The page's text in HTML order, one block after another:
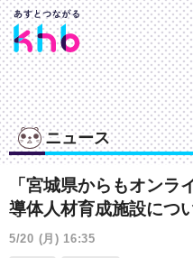
ニュース
「宮城県からもオン
導体人材育成施設につ
5/20 (月) 16:35